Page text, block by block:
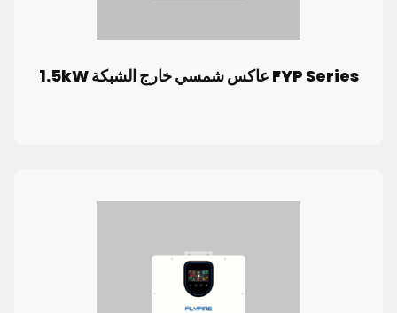
FYP Series عاكس شمسي خارج الشبكة 1.5kW